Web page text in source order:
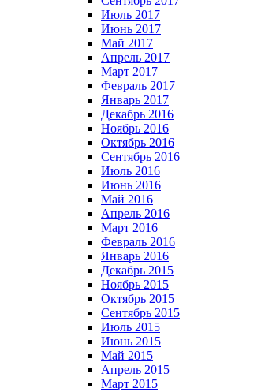
Июль 2017
Июнь 2017
Май 2017
Апрель 2017
Март 2017
Февраль 2017
Январь 2017
Декабрь 2016
Ноябрь 2016
Октябрь 2016
Сентябрь 2016
Июль 2016
Июнь 2016
Май 2016
Апрель 2016
Март 2016
Февраль 2016
Январь 2016
Декабрь 2015
Ноябрь 2015
Октябрь 2015
Сентябрь 2015
Июль 2015
Июнь 2015
Май 2015
Апрель 2015
Март 2015